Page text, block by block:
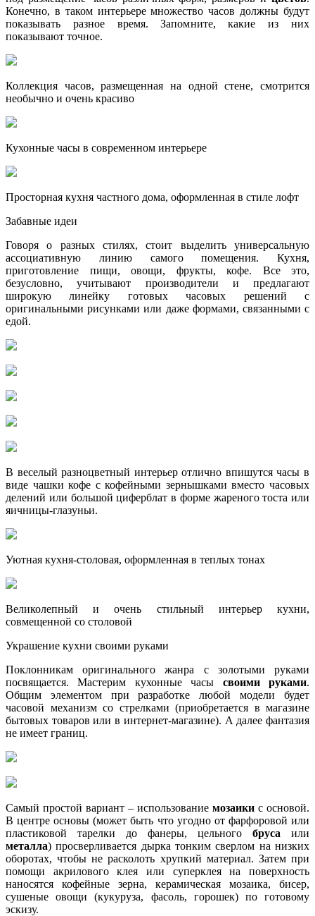
Конечно, в таком интерьере множество часов должны будут
показывать разное время. Запомните, какие из них
показывают точное.
Коллекция часов, размещенная на одной стене, смотрится
необычно и очень красиво
Кухонные часы в современном интерьере
Просторная кухня частного дома, оформленная в стиле лофт
Забавные идеи
Говоря о разных стилях, стоит выделить универсальную
ассоциативную линию самого помещения. Кухня,
приготовление пищи, овощи, фрукты, кофе. Все это,
безусловно, учитывают производители и предлагают
широкую линейку готовых часовых решений с
оригинальными рисунками или даже формами, связанными с
едой.
В веселый разноцветный интерьер отлично впишутся часы в
виде чашки кофе с кофейными зернышками вместо часовых
делений или большой циферблат в форме жареного тоста или
яичницы-глазуньи.
Уютная кухня-столовая, оформленная в теплых тонах
Великолепный и очень стильный интерьер кухни,
совмещенной со столовой
Украшение кухни своими руками
Поклонникам оригинального жанра с золотыми руками
посвящается. Мастерим кухонные часы своими руками.
Общим элементом при разработке любой модели будет
часовой механизм со стрелками (приобретается в магазине
бытовых товаров или в интернет-магазине). А далее фантазия
не имеет границ.
Самый простой вариант – использование мозаики с основой.
В центре основы (может быть что угодно от фарфоровой или
пластиковой тарелки до фанеры, цельного бруса или
металла) просверливается дырка тонким сверлом на низких
оборотах, чтобы не расколоть хрупкий материал. Затем при
помощи акрилового клея или суперклея на поверхность
наносятся кофейные зерна, керамическая мозаика, бисер,
сушеные овощи (кукуруза, фасоль, горошек) по готовому
эскизу.